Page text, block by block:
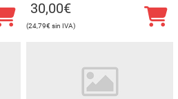
30,00€
24,79€